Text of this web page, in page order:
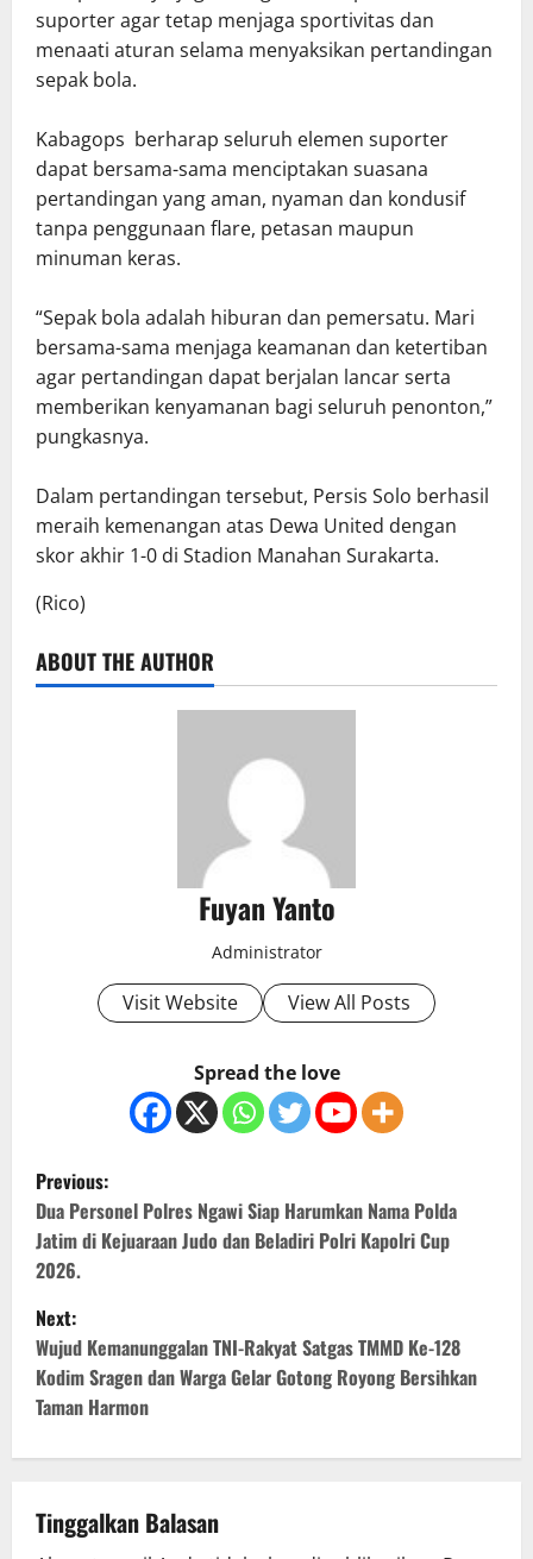
suporter agar tetap menjaga sportivitas dan
menaati aturan selama menyaksikan pertandingan
sepak bola.
Kabagops berharap seluruh elemen suporter
dapat bersama-sama menciptakan suasana
pertandingan yang aman, nyaman dan kondusif
tanpa penggunaan flare, petasan maupun
minuman keras.
“Sepak bola adalah hiburan dan pemersatu. Mari
bersama-sama menjaga keamanan dan ketertiban
agar pertandingan dapat berjalan lancar serta
memberikan kenyamanan bagi seluruh penonton,”
pungkasnya.
Dalam pertandingan tersebut, Persis Solo berhasil
meraih kemenangan atas Dewa United dengan
skor akhir 1-0 di Stadion Manahan Surakarta.
(Rico)
ABOUT THE AUTHOR
Fuyan Yanto
Administrator
Visit Website View All Posts
Spread the love
P
o
s
t
n
a
v
i
Previous:
Dua Personel Polres Ngawi Siap Harumkan Nama Polda
Jatim di Kejuaraan Judo dan Beladiri Polri Kapolri Cup
2026.
Next:
Wujud Kemanunggalan TNI-Rakyat Satgas TMMD Ke-128
Kodim Sragen dan Warga Gelar Gotong Royong Bersihkan
Taman Harmon
Tinggalkan Balasan